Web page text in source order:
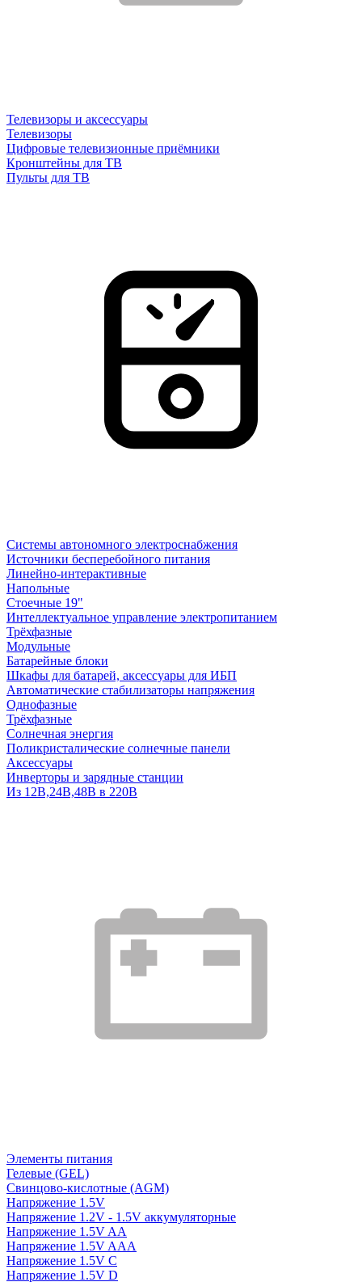
Телевизоры и аксессуары
Телевизоры
Цифровые телевизионные приёмники
Кронштейны для ТВ
Пульты для ТВ
Системы автономного электроснабжения
Источники бесперебойного питания
Линейно-интерактивные
Напольные
Стоечные 19"
Интеллектуальное управление электропитанием
Трёхфазные
Модульные
Батарейные блоки
Шкафы для батарей, аксессуары для ИБП
Автоматические стабилизаторы напряжения
Однофазные
Трёхфазные
Солнечная энергия
Поликристалические солнечные панели
Аксессуары
Инверторы и зарядные станции
Из 12В,24В,48В в 220В
Элементы питания
Гелевые (GEL)
Свинцово-кислотные (AGM)
Напряжение 1.5V
Напряжение 1.2V - 1.5V аккумуляторные
Напряжение 1.5V AA
Напряжение 1.5V AAA
Напряжение 1.5V C
Напряжение 1.5V D